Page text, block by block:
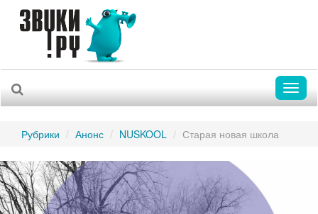
Рубрики Анонс NUSKOOL Старая новая школа